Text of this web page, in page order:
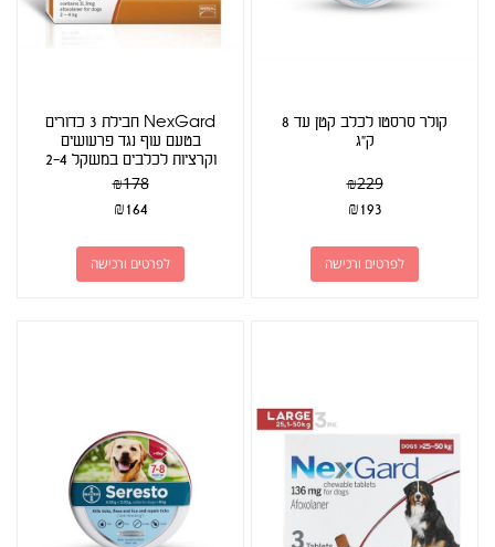
קולר סרסטו לכלב קטן עד 8
ק"ג
₪229
₪193
לפרטים ורכישה
NexGard חבילת 3 כדורים
בטעם עוף נגד פרעושים
וקרציות לכלבים במשקל 2-4
ק"ג₪178
₪164
לפרטים ורכישה